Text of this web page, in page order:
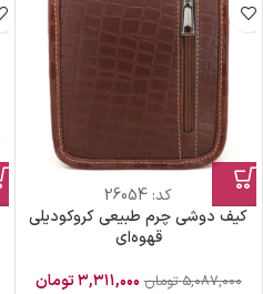
کد: 26054
کیف دوشی چرم طبیعی کروکودیلی
قهوه‌ای
۵,۰۸۷,۰۰۰ تومان ۳,۳۱۱,۰۰۰تومان